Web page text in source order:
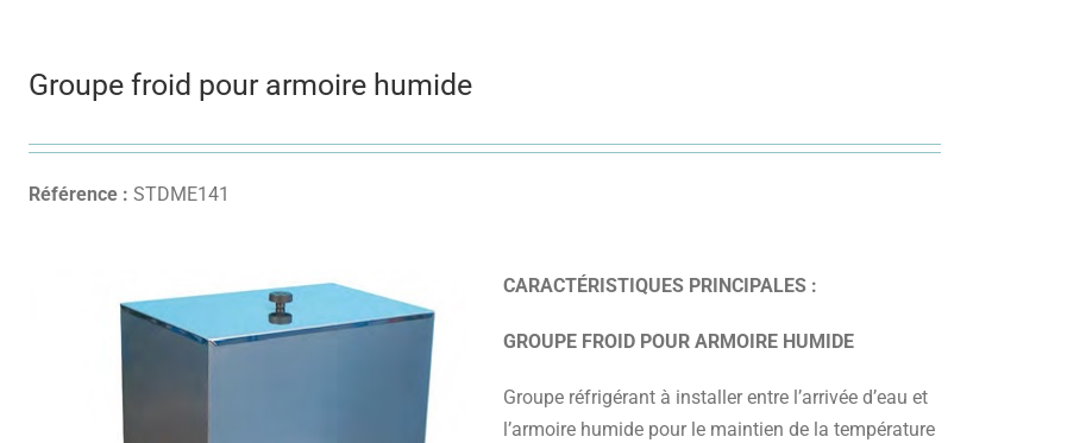
Groupe froid pour armoire humide
Référence : STDME141
CARACTÉRISTIQUES PRINCIPALES :
GROUPE FROID POUR ARMOIRE HUMIDE
Groupe réfrigérant à installer entre l’arrivée d’eau et
l’armoire humide pour le maintien de la température